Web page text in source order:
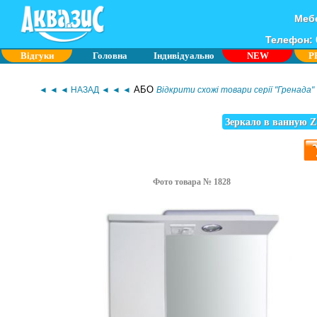
Телефон:
Відгуки Головна Індивідуально NEW
◄ ◄ ◄ НАЗАД ◄ ◄ ◄ АБО Відкрити схожі товари серії "Гренада"
Зеркало в ванную
Фото товара № 1828